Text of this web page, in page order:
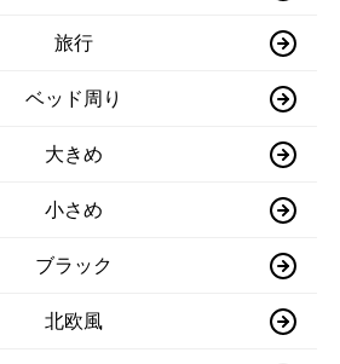
旅行
ベッド周り
大きめ
小さめ
ブラック
北欧風